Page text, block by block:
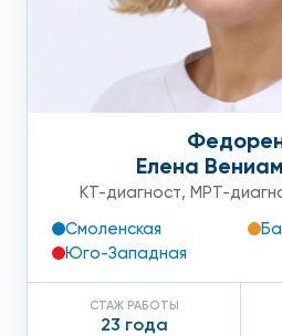
Елена
КТ-диагност, МРТ-
Смоленская
Юго-Западная
СТАЖ РАБОТЫ
23 года